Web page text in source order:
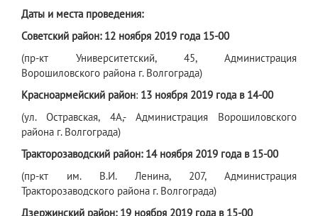
Даты и места проведения:
Советский район: 12 ноября 2019 года 15-00
(пр-кт Университетский, 45, Администрация
Ворошиловского района г. Волгограда)
Красноармейский район: 13 ноября 2019 года в 14-00
(ул. Остравская, 4А,- Администрация Ворошиловского
района г. Волгограда)
Тракторозаводский район: 14 ноября 2019 года в 15-00
(пр-кт им. В.И. Ленина, 207, Администрация
Тракторозаводского района г. Волгограда)
Дзержинский район: 19 ноября 2019 года в 15-00